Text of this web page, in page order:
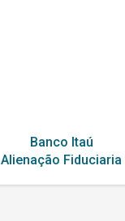
Banco Itaú
Alienação Fiduciaria